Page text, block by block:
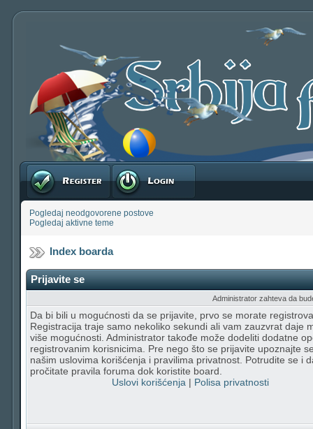
Registruj se Prijavite se
Pogledaj neodgovorene postove
Pogledaj aktivne teme
Index boarda
Prijavite se
Administrator zahteva da
Da bi bili u mogućnosti da se prijavite, prvo se morate
Registracija traje samo nekoliko sekundi ali vam zauzvrat daje
više mogućnosti. Administrator takođe može dodeliti dodatne
registrovanim korisnicima. Pre nego što se prijavite upoznajte
našim uslovima korišćenja i pravilima privatnost. Potrudite se i
pročitate pravila foruma dok koristite board.
Uslovi korišćenja | Polisa privatnosti